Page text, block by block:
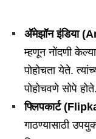
अ‍ॅमेझॉन इंडिया (
म्हणून नोंदणी
पोहोचता येते.
पोहोचवणे सोपे होते.
फ्लिपकार्ट (
गाठण्यासाठी